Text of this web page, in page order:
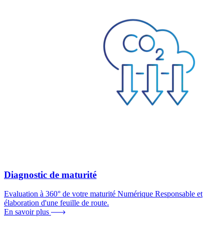
Diagnostic de maturité
Evaluation à 360° de votre maturité Numérique Responsable et
élaboration d'une feuille de route.
En savoir plus